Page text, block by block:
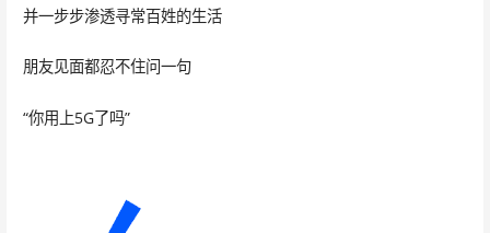
并一步步渗透寻常百姓的生活
朋友见面都忍不住问一句
“你用上5G了吗”